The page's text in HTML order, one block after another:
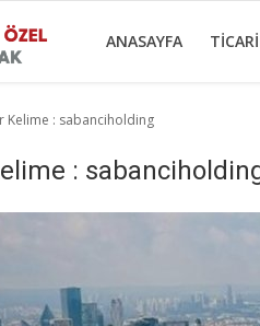
ANASAYFA
Kelime : sabanciholding
: